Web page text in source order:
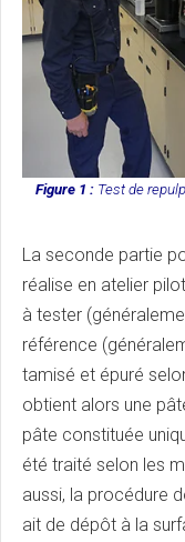
Figure 1 :Test de
La seconde partie
réalise en atelier
à tester
référence
tamisé et épuré
obtient alors une
pâte constituée
été traité selon les
aussi, la procédure
ait de dépôt à la